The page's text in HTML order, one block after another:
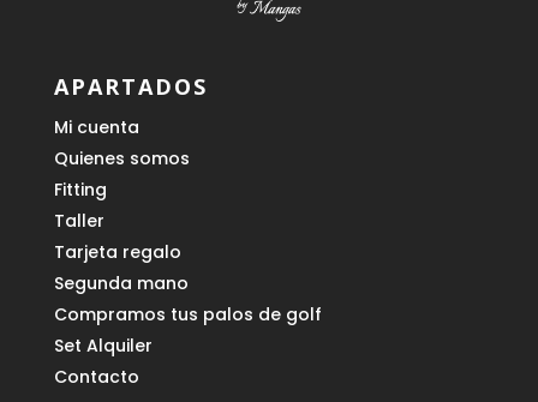
APARTADOS
Mi cuenta
Quienes somos
Fitting
Taller
Tarjeta regalo
Segunda mano
Compramos tus palos de golf
Set Alquiler
Contacto